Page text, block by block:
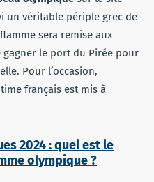
un véritable périple grec de
sera remise aux
gagner le port du Pirée pour
Pour l’occasion,
français est mis à
2024 : quel est le
olympique ?